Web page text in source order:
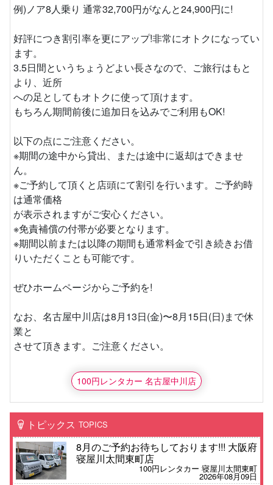
例)ノア8人乗り 通常32,700円がなんと24,900円に!
好評につき割引率を更にアップ!非常にオトクになってい
ます。
3.5日間というちょうどよい長さなので、ご旅行はもと
より、近所
への足としてもオトクに使って頂けます。
もちろん期間前後に追加日を込みでご利用もOK!
以下の点にご注意ください。
※期間の途中から貸出、または途中に返却はできませ
ん。
※ご予約して頂くと店頭にて割引を行います。ご予約時
は通常価格
が表示されますがご安心ください。
※免責補償の付帯が必要となります。
※期間以前または以降の期間も通常料金で引き続きお借
りいただくことも可能です。
ぜひホームページからご予約を!
なお、名古屋中川店は8月13日(金)〜8月15日(日)まで休
業と
させて頂きます。ご注意ください。
100円レンタカー 名古屋中川店
トピックス TOPICS
8月のご予約お待ちしております!!! 大阪府
寝屋川太間東町店
100円レンタカー 寝屋川太間東町
2026年08月09日